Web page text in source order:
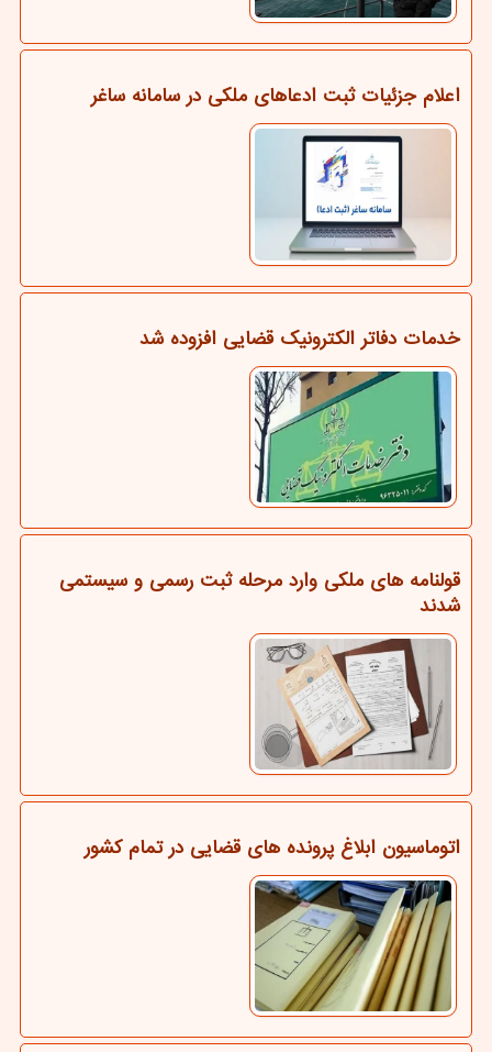
اعلام جزئیات ثبت ادعاهای ملکی در سامانه ساغر
خدمات دفاتر الکترونیک قضایی افزوده شد
قولنامه های ملکی وارد مرحله ثبت رسمی و سیستمی
شدند
اتوماسیون ابلاغ پرونده های قضایی در تمام کشور